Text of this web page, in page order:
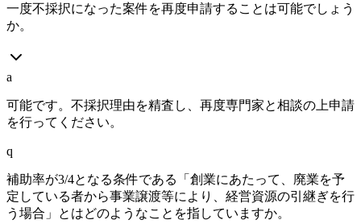
一度不採択になった案件を再度申請することは可能でしょう
か。
a
可能です。不採択理由を精査し、再度専門家と相談の上申請
を行ってください。
q
補助率が3/4となる条件である「創業にあたって、廃業を予
定している者から事業譲渡等により、経営資源の引継ぎを行
う場合」とはどのようなことを指していますか。